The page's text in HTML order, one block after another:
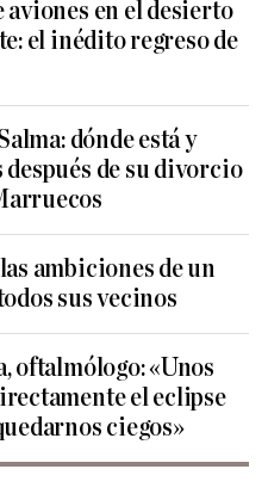
en el desierto
el inédito regreso de
dónde está y
después de su divorcio
ambiciones de un
sus vecinos
oftalmólogo: «Unos
el eclipse
ciegos»